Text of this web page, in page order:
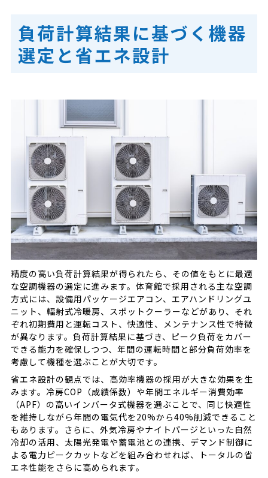
負荷計算結果に基づく機器
選定と省エネ設計
精度の高い負荷計算結果が得られたら、その値をもとに最適
な空調機器の選定に進みます。体育館で採用される主な空調
方式には、設備用パッケージエアコン、エアハンドリングユ
ニット、輻射式冷暖房、スポットクーラーなどがあり、それ
ぞれ初期費用と運転コスト、快適性、メンテナンス性で特徴
が異なります。負荷計算結果に基づき、ピーク負荷をカバー
できる能力を確保しつつ、年間の運転時間と部分負荷効率を
考慮して機種を選ぶことが大切です。
省エネ設計の観点では、高効率機器の採用が大きな効果を生
みます。冷房COP（成績係数）や年間エネルギー消費効率
（APF）の高いインバータ式機器を選ぶことで、同じ快適性
を維持しながら年間の電気代を20%から40%削減できること
もあります。さらに、外気冷房やナイトパージといった自然
冷却の活用、太陽光発電や蓄電池との連携、デマンド制御に
よる電力ピークカットなどを組み合わせれば、トータルの省
エネ性能をさらに高められます。